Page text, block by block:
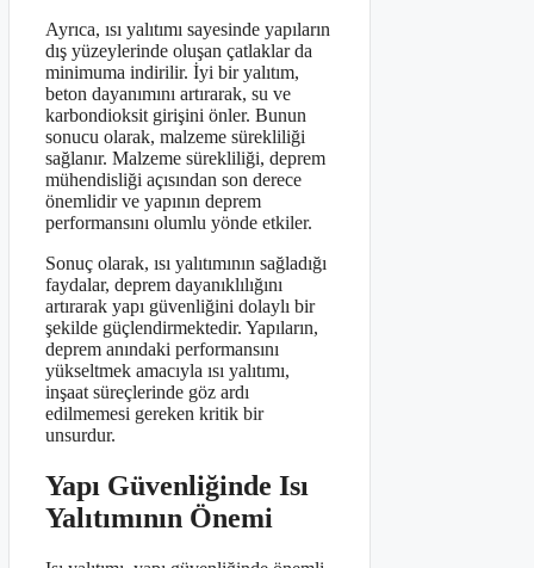
Ayrıca, ısı yalıtımı sayesinde yapıların
dış yüzeylerinde oluşan çatlaklar da
minimuma indirilir. İyi bir yalıtım,
beton dayanımını artırarak, su ve
karbondioksit girişini önler. Bunun
sonucu olarak, malzeme sürekliliği
sağlanır. Malzeme sürekliliği, deprem
mühendisliği açısından son derece
önemlidir ve yapının deprem
performansını olumlu yönde etkiler.
Sonuç olarak, ısı yalıtımının sağladığı
faydalar, deprem dayanıklılığını
artırarak yapı güvenliğini dolaylı bir
şekilde güçlendirmektedir. Yapıların,
deprem anındaki performansını
yükseltmek amacıyla ısı yalıtımı,
inşaat süreçlerinde göz ardı
edilmemesi gereken kritik bir
unsurdur.
Yapı Güvenliğinde Isı
Yalıtımının Önemi